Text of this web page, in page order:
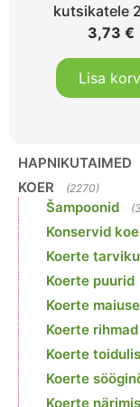
kutsikatele
3,73€
Lisa
HAPNIKUTAIMED
KOER (2270)
Šampoonid
Konservid
Koerte
Koerte puurid
Koerte
Koerte rihmad
Koerte
Koerte
Koerte